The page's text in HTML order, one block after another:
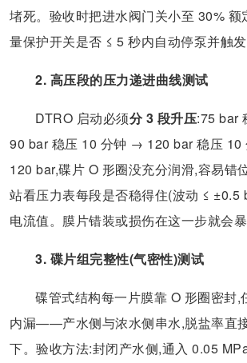
堵死。验收时把进水阀门关小至 30% 额
量保护开关是否 ≤ 5 秒内自动停泵并触发
2. 高压段的压力递进曲线测试
DTRO 启动必须分 3 段升压:75 bar
90 bar 稳压 10 分钟 → 120 bar 稳压 10
120 bar,碟片 O 形圈没充分润滑,容易错
站看压力表每段是否稳得住(波动 ≤ ±0.5
电流值。膜片错装或损伤在这一步就会暴
3. 碟片组完整性(气密性)测试
碟管式结构每一片膜靠 O 形圈密封,
内漏——产水侧与浓水侧串水,脱盐率直
下。验收方法:封闭产水侧,通入 0.05